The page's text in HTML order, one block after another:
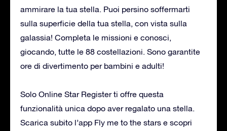
ammirare la tua stella. Puoi persino soffermarti
sulla superficie della tua stella, con vista sulla
galassia! Completa le missioni e conosci,
giocando, tutte le 88 costellazioni. Sono garantite
ore di divertimento per bambini e adulti!
Solo Online Star Register ti offre questa
funzionalità unica dopo aver regalato una stella.
Scarica subito l’app Fly me to the stars e scopri